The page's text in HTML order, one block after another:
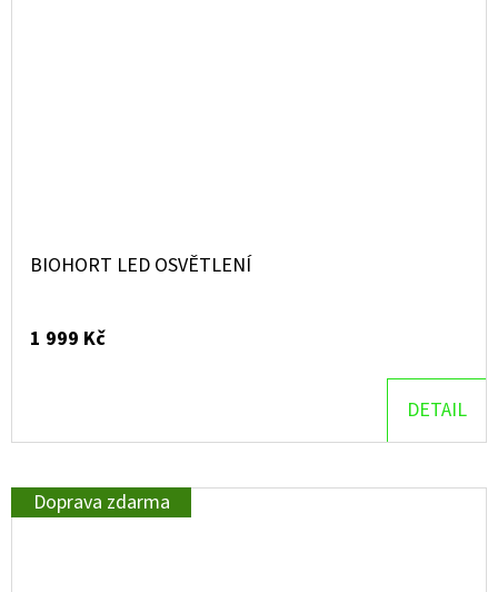
BIOHORT LED OSVĚTLENÍ
1 999 Kč
DETAIL
Doprava zdarma